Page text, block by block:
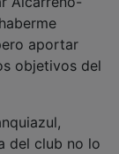
aportar
objetivos del
del club no lo